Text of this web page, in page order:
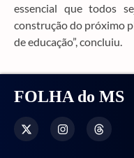
essencial que todos
construção do próximo
de educação”, concluiu.
FOLHA do MS